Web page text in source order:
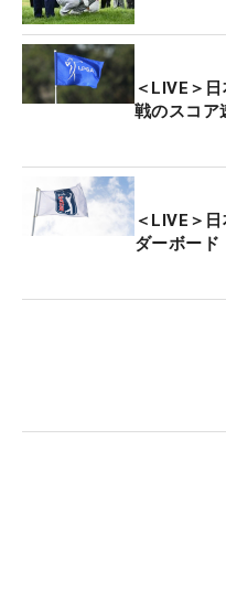
＜LIVE＞
戦のスコア
＜LIVE＞
ダーボード